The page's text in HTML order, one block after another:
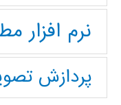
نرم افزار
پردازش